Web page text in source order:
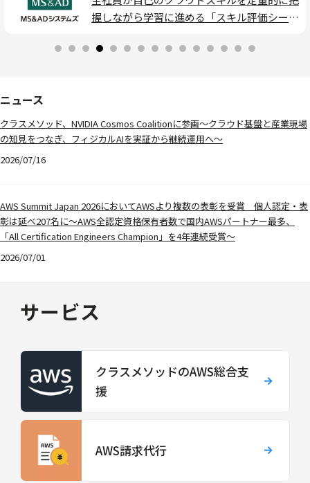
ル開発へ。GenUとClassmethod Craft Lab
ニュース
クラスメソッド、NVIDIA Cosmos Coalitionに参画〜クラウド基盤と産業現場
の知見をつなぎ、フィジカルAIを実証から継続運用へ〜
2026/07/16
AWS Summit Japan 2026においてAWSより複数の表彰を受賞 個人認定・表
彰は延べ207名に〜AWS全認定資格保有者数で国内AWSパートナー最多、
「All Certification Engineers Champion」を4年連続受賞〜
2026/07/01
サービス
クラスメソッドのAWS総合支
援
AWS請求代行